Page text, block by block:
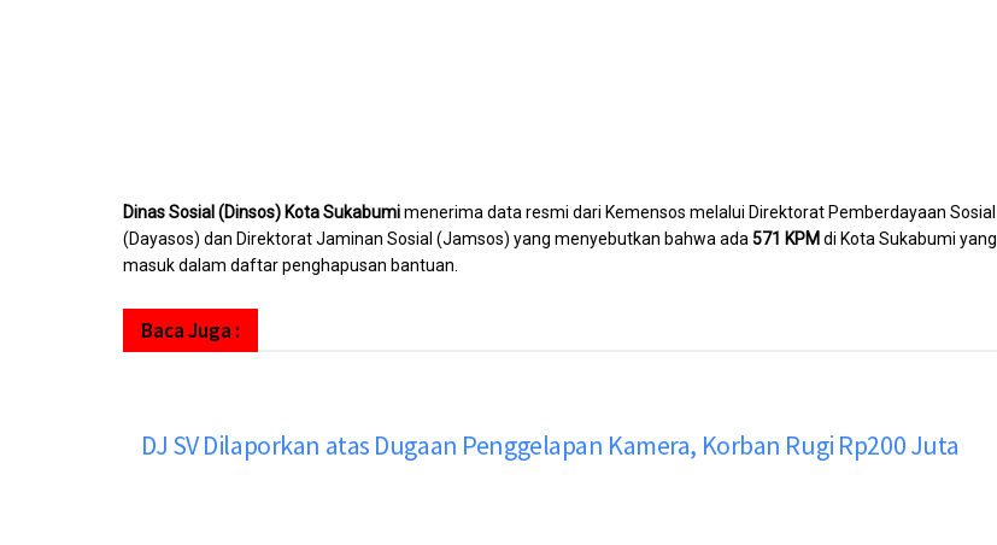
Dinas Sosial (Dinsos) Kota Sukabumimenerima data resmi dari Kemensos melalui Direktorat Pemberdayaan Sosial
(Dayasos) dan Direktorat Jaminan Sosial (Jamsos) yang menyebutkan bahwa ada571 KPM di Kota Sukabumi yang
masuk dalam daftar penghapusan bantuan.
Baca Juga :
DJ SV Dilaporkan atas Dugaan Penggelapan Kamera, Korban Rugi Rp200 Juta